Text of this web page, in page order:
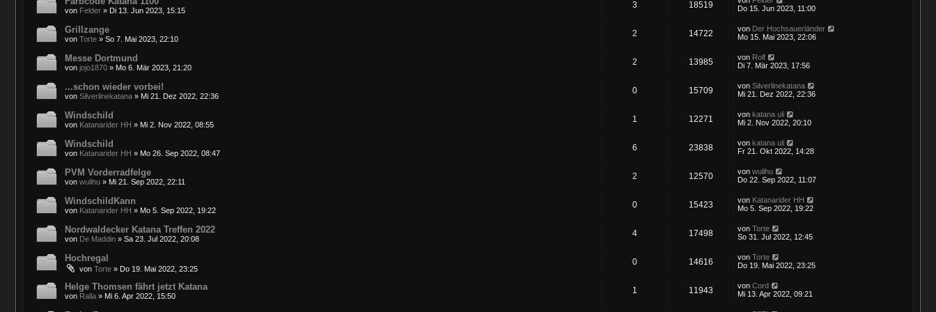
von Felder » Di 13. Jun 2023, 15:15
3 18519
Do 15. Jun 2023, 11:00
Grillzange
von Torte » So 7. Mai 2023, 22:10
2 14722 von Der Hochsauerländer
Mo 15. Mai 2023, 22:06
Messe Dortmund
von jojo1870 » Mo 6. Mär 2023, 21:20
2 13985 von Rolf
Di 7. Mär 2023, 17:56
...schon wieder vorbei!
von Silverlinekatana » Mi 21. Dez 2022, 22:36
0 15709 von Silverlinekatana
Mi 21. Dez 2022, 22:36
Windschild
von Katanarider HH » Mi 2. Nov 2022, 08:55
1 12271 von katana uli
Mi 2. Nov 2022, 20:10
Windschild
von Katanarider HH » Mo 26. Sep 2022, 08:47
6 23838 von katana uli
Fr 21. Okt 2022, 14:28
PVM Vorderradfelge
von wulihu » Mi 21. Sep 2022, 22:11
2 12570 von wulihu
Do 22. Sep 2022, 11:07
WindschildKann
von Katanarider HH » Mo 5. Sep 2022, 19:22
0 15423 von Katanarider HH
Mo 5. Sep 2022, 19:22
Nordwaldecker Katana Treffen 2022
von De Maddin » Sa 23. Jul 2022, 20:08
4 17498 von Torte
So 31. Jul 2022, 12:45
Hochregal
von Torte » Do 19. Mai 2022, 23:25
0 14616 von Torte
Do 19. Mai 2022, 23:25
Helge Thomsen fährt jetzt Katana
von Ralla » Mi 6. Apr 2022, 15:50
1 11943 von Cord
Mi 13. Apr 2022, 09:21